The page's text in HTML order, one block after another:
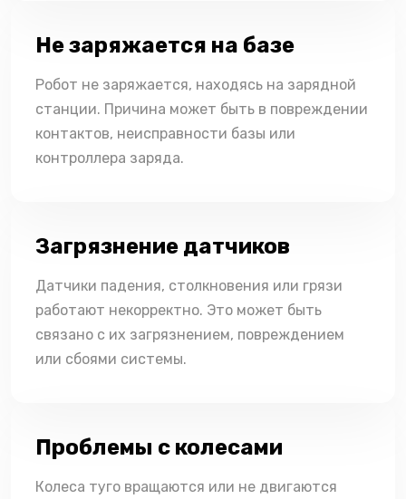
Не заряжается на базе
Робот не заряжается, находясь на зарядной
станции. Причина может быть в повреждении
контактов, неисправности базы или
контроллера заряда.
Загрязнение датчиков
Датчики падения, столкновения или грязи
работают некорректно. Это может быть
связано с их загрязнением, повреждением
или сбоями системы.
Проблемы с колесами
Колеса туго вращаются или не двигаются